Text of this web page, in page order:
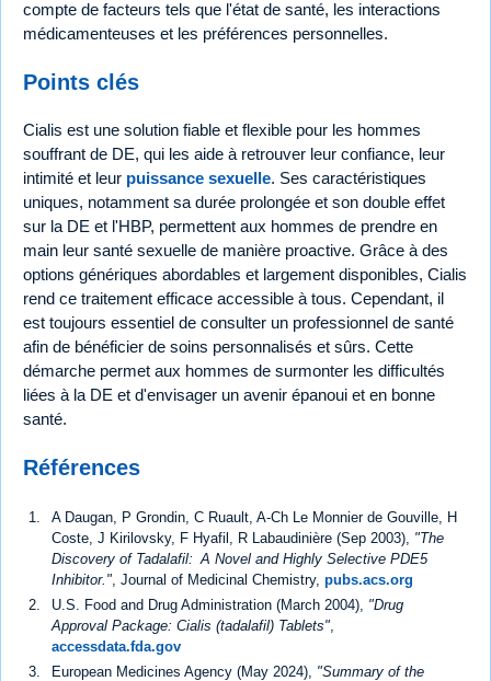
compte de facteurs tels que l'état de santé, les interactions
médicamenteuses et les préférences personnelles.
Points clés
Cialis est une solution fiable et flexible pour les hommes
souffrant de DE, qui les aide à retrouver leur confiance, leur
intimité et leur puissance sexuelle. Ses caractéristiques
uniques, notamment sa durée prolongée et son double effet
sur la DE et l'HBP, permettent aux hommes de prendre en
main leur santé sexuelle de manière proactive. Grâce à des
options génériques abordables et largement disponibles, Cialis
rend ce traitement efficace accessible à tous. Cependant, il
est toujours essentiel de consulter un professionnel de santé
afin de bénéficier de soins personnalisés et sûrs. Cette
démarche permet aux hommes de surmonter les difficultés
liées à la DE et d'envisager un avenir épanoui et en bonne
santé.
Références
A Daugan, P Grondin, C Ruault, A-Ch Le Monnier de Gouville, H
Coste, J Kirilovsky, F Hyafil, R Labaudinière (Sep 2003), "The
Discovery of Tadalafil: A Novel and Highly Selective PDE5
Inhibitor." , Journal of Medicinal Chemistry, pubs.acs.org
U.S. Food and Drug Administration (March 2004), "Drug
Approval Package: Cialis (tadalafil) Tablets"
accessdata.fda.gov
European Medicines Agency (May 2024), "Summary of the